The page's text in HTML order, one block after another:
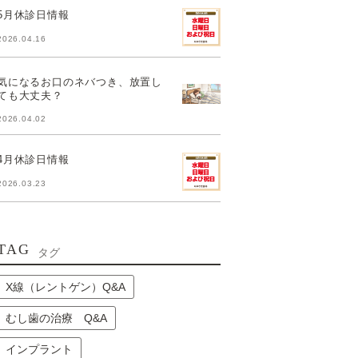
月休診日情報
になるお口のネバつき、放置し
も大丈夫？
月休診日情報
タグ
X線（レントゲン）Q&A
むし歯の治療 Q&A
インプラント